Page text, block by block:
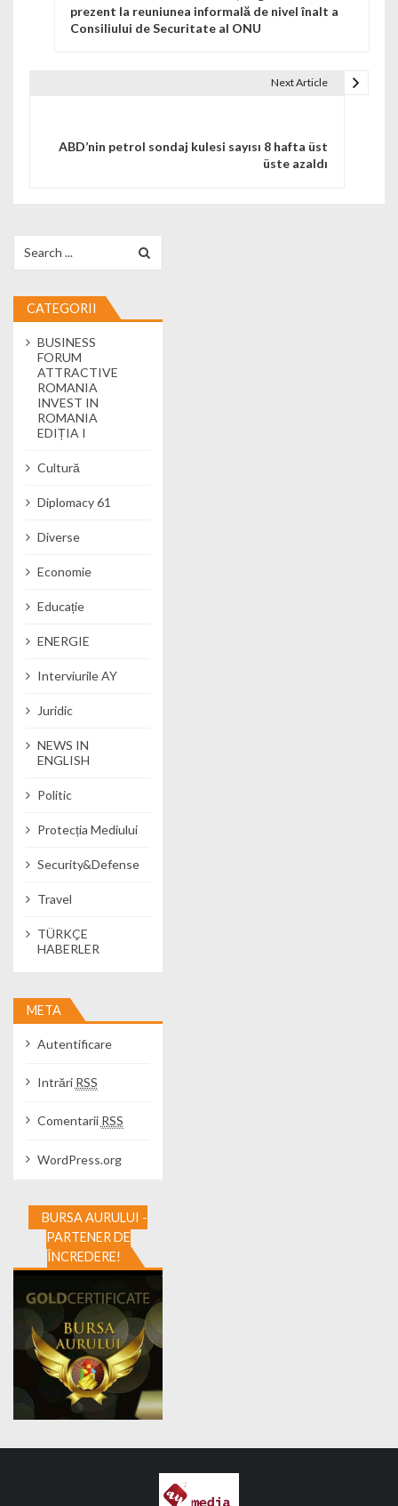
prezent la reuniunea informală de nivel înalt a
Consiliului de Securitate al ONU
Next Article
ABD’nin petrol sondaj kulesi sayısı 8 hafta üst
üste azaldı
CATEGORII
BUSINESS
FORUM
ATTRACTIVE
ROMANIA
INVEST IN
ROMANIA
EDIȚIA I
Cultură
Diplomacy 61
Diverse
Economie
Educație
ENERGIE
Interviurile AY
Juridic
NEWS IN
ENGLISH
Politic
Protecția Mediului
Security&Defense
Travel
TÜRKÇE
HABERLER
META
Autentificare
Intrări RSS
Comentarii RSS
WordPress.org
BURSA AURULUI -
PARTENER DE
ÎNCREDERE!